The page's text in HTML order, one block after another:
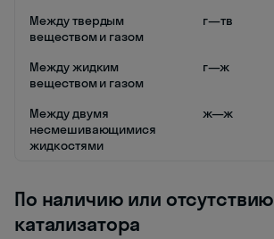
Между твердым
веществом и газом
г—тв
Между жидким
веществом и газом
г—ж
Между двумя
несмешивающимися
жидкостями
ж—ж
По наличию или отсутствию
катализатора